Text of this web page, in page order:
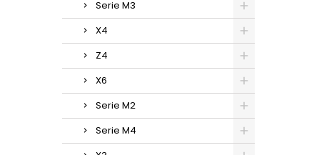
Serie M3
X4
Z4
X6
Serie M2
Serie M4